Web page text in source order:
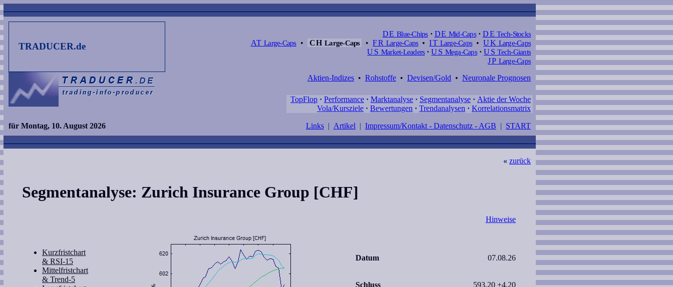
TRADUCER.de
DE Blue-Chips · DE Mid-Caps · DE Tech-Stocks
AT Large-Caps• CH Large-Caps •FR Large-Caps•IT Large-Caps•UK Large-Caps
US Market-Leaders · US Mega-Caps · US Tech-Giants
JP Large-Caps
Aktien-Indizes • Rohstoffe • Devisen/Gold • Neuronale Prognosen
TopFlop · Performance · Marktanalyse · Segmentanalyse · Aktie der Woche
Vola/Kursziele · Bewertungen · Trendanalysen · Korrelationsmatrix
« zurück
für Montag, 10. August 2026 Links | Artikel | Impressum/Kontakt - Datenschutz - AGB | START
Segmentanalyse: Zurich Insurance Group [CHF]
Hinweise
Kurzfristchart
& RSI-15
Mittelfristchart
& Trend-5
Datum 07.08.26
Schluss 593,20 +4,20